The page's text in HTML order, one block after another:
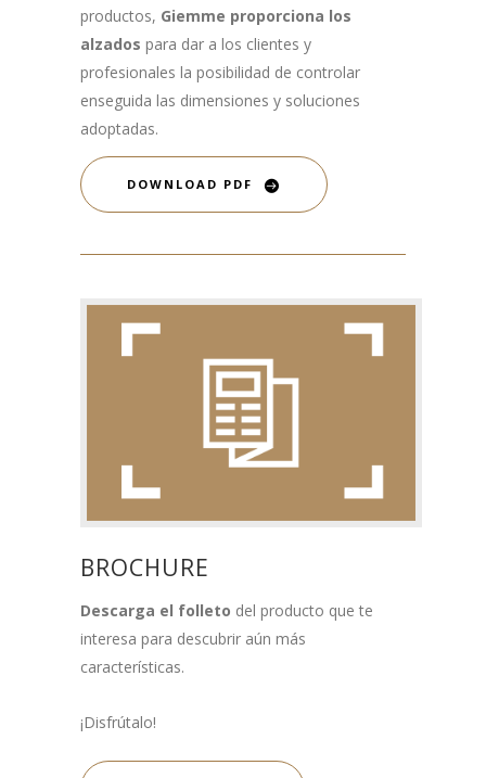
productos, Giemme proporciona los
alzados para dar a los clientes y
profesionales la posibilidad de controlar
enseguida las dimensiones y soluciones
adoptadas.
DOWNLOAD PDF
BROCHURE
Descarga el folleto del producto que te
interesa para descubrir aún más
características.
¡Disfrútalo!